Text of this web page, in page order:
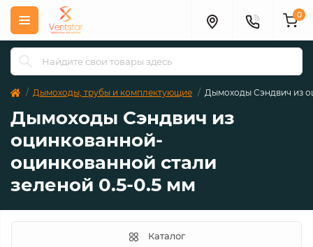
0
Дымоходы, трубы и комплектующие Дымоходы Сэндвич из
Дымоходы Сэндвич из
оцинкованной-
оцинкованной стали
зеленой 0.5-0.5 мм
Каталог